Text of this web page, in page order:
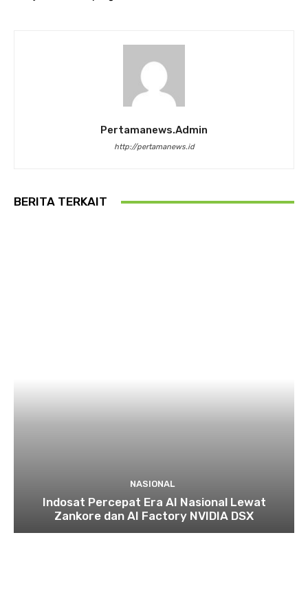
Pertamanews.admin
http://pertamanews.id
BERITA TERKAIT
NASIONAL
Indosat Percepat Era AI Nasional Lewat
Zankore dan AI Factory NVIDIA DSX